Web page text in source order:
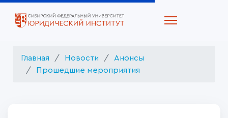
Главная Новости
Анонсы
Прошедшие мероприятия